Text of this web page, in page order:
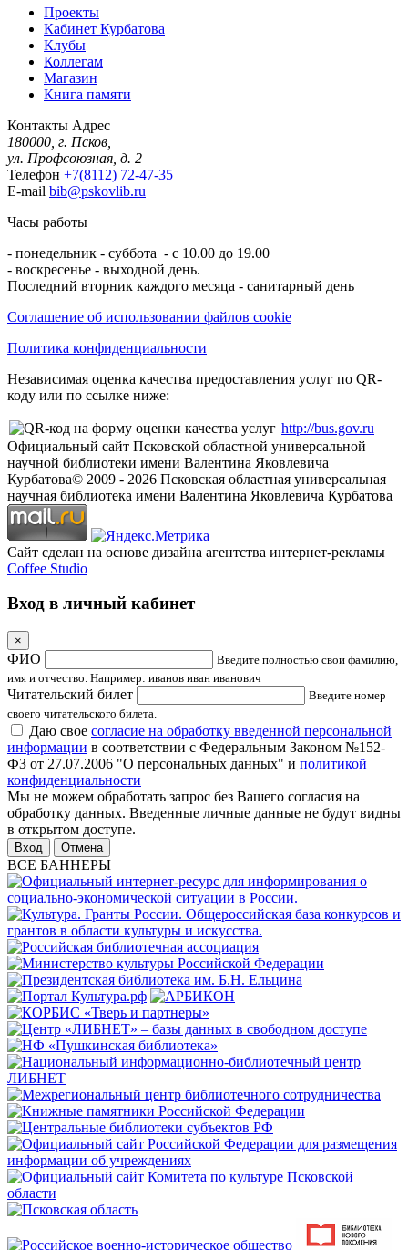
Проекты
Кабинет Курбатова
Клубы
Коллегам
Магазин
Книга памяти
Контакты Адрес
180000, г. Псков,
ул. Профсоюзная, д. 2
Телефон +7(8112) 72-47-35
E-mail bib@pskovlib.ru
Часы работы
- понедельник - суббота - с 10.00 до 19.00
- воскресенье - выходной день.
Последний вторник каждого месяца - санитарный день
Соглашение об использовании файлов cookie
Политика конфиденциальности
Независимая оценка качества предоставления услуг по QR-
коду или по ссылке ниже:
http://bus.gov.ru
Официальный сайт Псковской областной универсальной
научной библиотеки имени Валентина Яковлевича
Курбатова© 2009 - 2026 Псковская областная универсальная
научная библиотека имени Валентина Яковлевича Курбатова
Сайт сделан на основе дизайна агентства интернет-рекламы
Coffee Studio
Вход в личный кабинет
×
ФИО
Введите полностью свои фамилию,
имя и отчество. Например: иванов иван иванович
Читательский билет
Введите номер
своего читательского билета.
Даю свое согласие на обработку введенной персональной
информации в соответствии с Федеральным Законом №152-
ФЗ от 27.07.2006 "О персональных данных" и политикой
конфиденциальности
Мы не можем обработать запрос без Вашего согласия на
обработку данных. Введенные личные данные не будут видны
в открытом доступе.
Отмена
ВСЕ БАННЕРЫ